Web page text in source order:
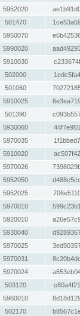
5952020
501470
5950070
5990020
5910030
502000
501060
5910025
501390
5930060
5970035
5910020
5970026
5952050
5952025
5970010
5920010
5930040
5970025
5970031
5970024
503120
5960010
502170